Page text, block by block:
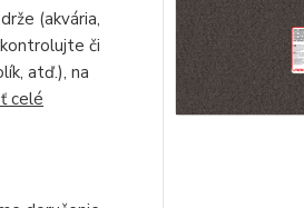
(akvária,
či
atď.), na
celé